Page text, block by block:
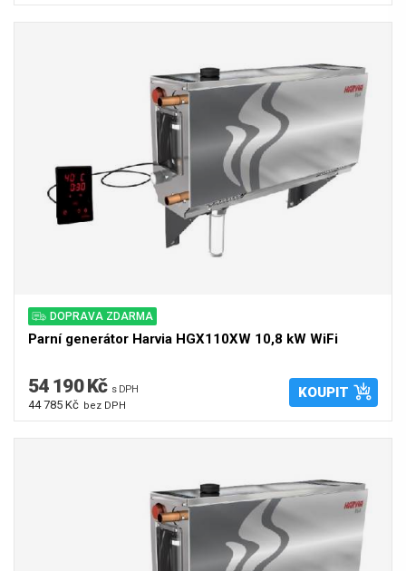
DOPRAVA ZDARMA
Parní generátor Harvia HGX110XW 10,8 kW WiFi
54 190 Kč s DPH
44 785 Kč bez DPH
KOUPIT